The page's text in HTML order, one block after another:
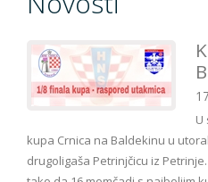
U
kupa Crnica na Baldekinu u
drugoligaša Petrinjčicu iz